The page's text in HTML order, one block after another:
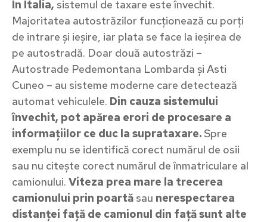
În Italia, sistemul de taxare este învechit.
Majoritatea autostrăzilor funcționează cu porți
de intrare și ieșire, iar plata se face la ieșirea de
pe autostradă. Doar două autostrăzi –
Autostrade Pedemontana Lombarda și Asti
Cuneo – au sisteme moderne care detectează
automat vehiculele. Din cauza sistemului
învechit, pot apărea erori de procesare a
informațiilor ce duc la suprataxare. Spre
exemplu nu se identifică corect numărul de osii
sau nu citește corect numărul de înmatriculare al
camionului. Viteza prea mare la trecerea
camionului prin poartă sau nerespectarea
distanței față de camionul din față sunt alte